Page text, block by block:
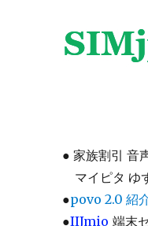
● 家族割引 音
マイピタ ゆ
●povo 2.0 紹
●IIJmio 端末